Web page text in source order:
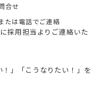
合せ
たは電話でご連絡
採用担当よりご連絡いた
！」「こうなりたい！」を